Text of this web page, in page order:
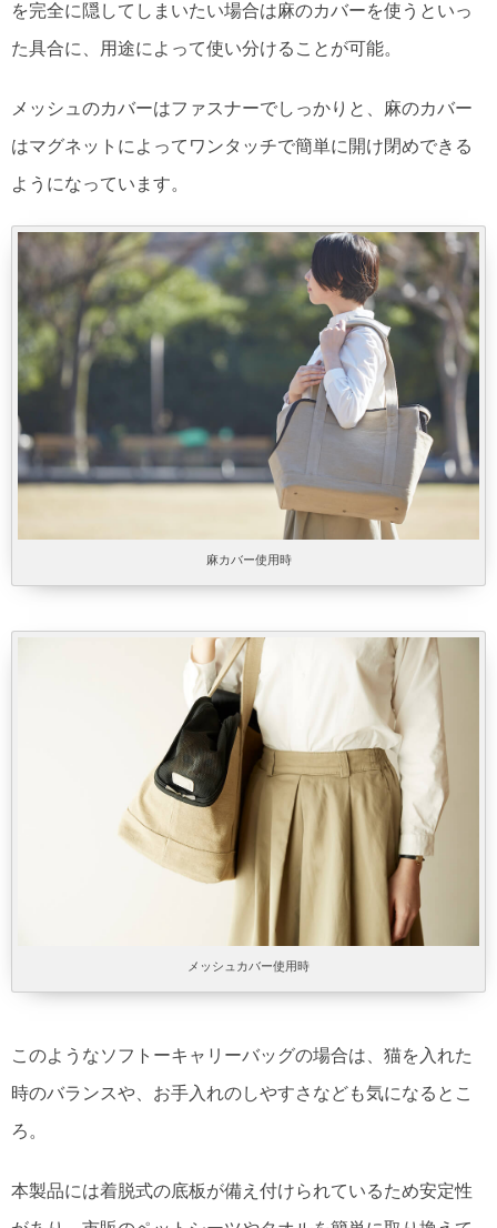
を完全に隠してしまいたい場合は麻のカバーを使うといっ
た具合に、用途によって使い分けることが可能。
メッシュのカバーはファスナーでしっかりと、麻のカバー
はマグネットによってワンタッチで簡単に開け閉めできる
ようになっています。
麻カバー使用時
メッシュカバー使用時
このようなソフトーキャリーバッグの場合は、猫を入れた
時のバランスや、お手入れのしやすさなども気になるとこ
ろ。
本製品には着脱式の底板が備え付けられているため安定性